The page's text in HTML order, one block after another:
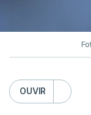
OUVIR